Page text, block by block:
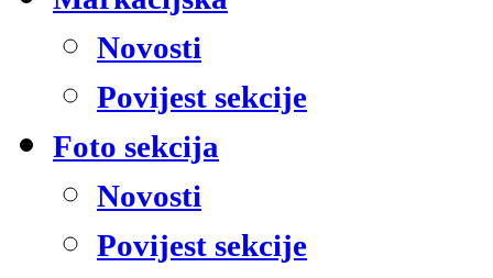
Novosti
Povijest sekcije
Foto sekcija
Novosti
Povijest sekcije